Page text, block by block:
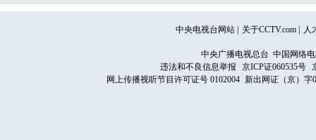
中央电视台网站 关于CCTV.com 人
中央广播电视总台 中国网络
违法和不良信息举报
京ICP证060535号
网上传播视听节目许可证号 0102004 新出网证（京）